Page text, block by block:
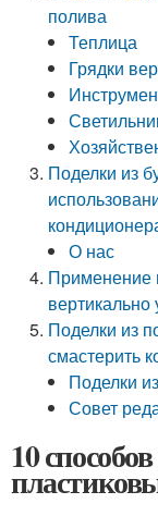
полива
Теплица
Грядки
Поделки из
О нас
Применение
Поделки из
смастерить
Поделки
Совет
10